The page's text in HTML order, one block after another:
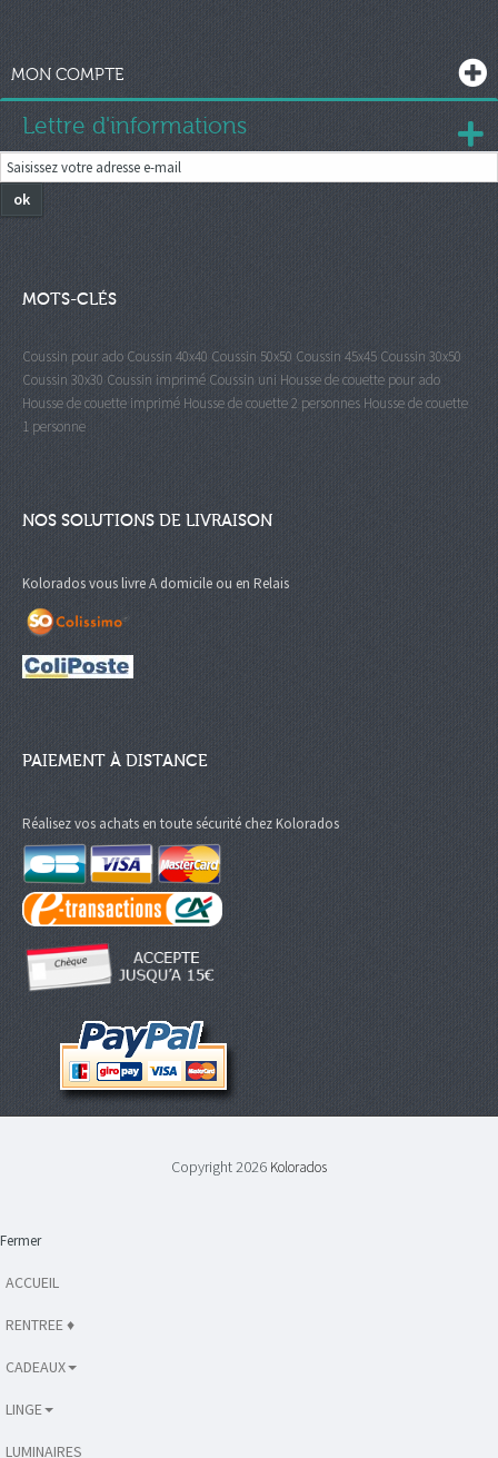
MON COMPTE
Lettre d'informations
ok
MOTS-CLÉS
Coussin pour ado Coussin 40x40 Coussin 50x50 Coussin 45x45Coussin 30x50
Coussin 30x30 Coussin imprimé Coussin uni Housse de couette pour ado
Housse de couette imprimé Housse de couette 2 personnes Housse de couette
1 personne
NOS SOLUTIONS DE LIVRAISON
Kolorados vous livre A domicile ou en Relais
PAIEMENT À DISTANCE
Réalisez vos achats en toute sécurité chez Kolorados
Copyright 2026 Kolorados
Fermer
ACCUEIL
RENTREE ♦
CADEAUX
LINGE
LUMINAIRES